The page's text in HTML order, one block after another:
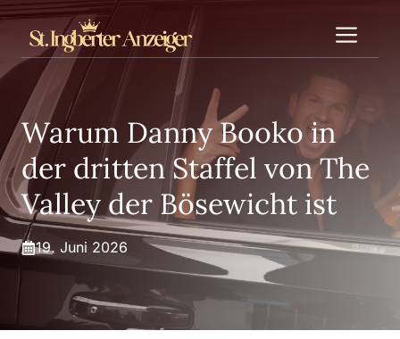
Zum
Inhalt
springen
Warum Danny Booko in
der dritten Staffel von The
Valley der Bösewicht ist
19. Juni 2026